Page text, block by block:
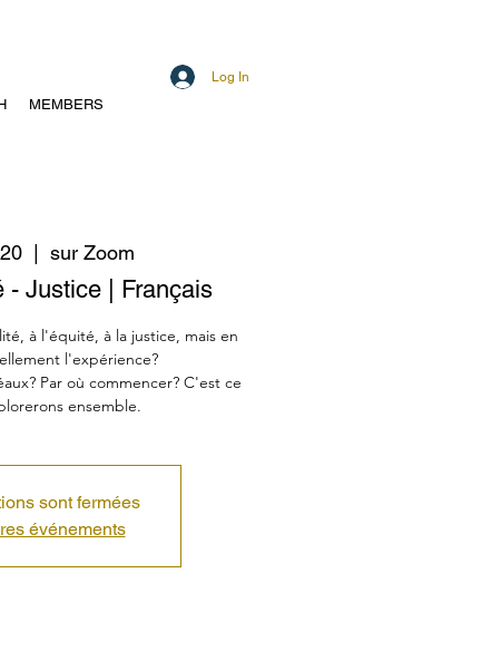
Log In
MEMBERS
sur Zoom
- Justice | Français
à l'équité, à la justice, mais en
l'expérience?
Par où commencer? C'est ce
ensemble.
sont fermées
événements